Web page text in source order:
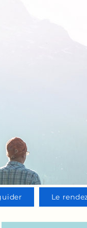
Le